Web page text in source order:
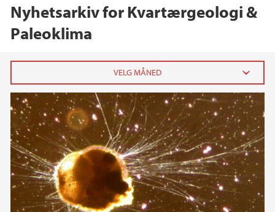
Nyhetsarkiv for Kvartærgeologi &
Paleoklima
2026
juni (1)
april (1)
februar (1)
januar (2)
2024